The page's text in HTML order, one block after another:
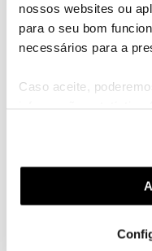
nossos websites ou
para o seu bom
necessários para a
Caso aceite,
funcionalidades
funcionalidade) e
(cookies de
utilização dos cookies
Hall of
17 soluções